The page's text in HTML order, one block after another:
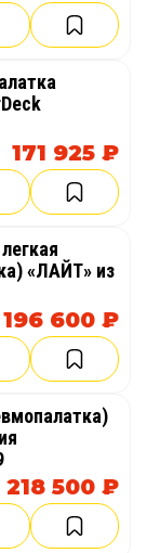
171 925 ₽
«ЛАЙТ» из
196 600 ₽
218 500 ₽